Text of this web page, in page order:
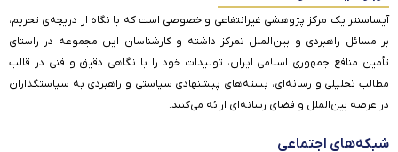
آیساسنتر یک مرکز پژوهشی غیرانتفاعی و خصوصی است که با نگاه از دریچه‌ی تحریم،
بر مسائل راهبردی و بین‌الملل تمرکز داشته و کارشناسان این مجموعه در راستای
تأمین منافع جمهوری اسلامی ایران، تولیدات خود را با نگاهی دقیق و فنی در قالب
مطالب تحلیلی و رسانه‌ای، بسته‌های پیشنهادی سیاستی و راهبردی به سیاستگذاران
در عرصه بین‌الملل و فضای رسانه‌ای ارائه می‌کنند.
شبکه‌های اجتماعی